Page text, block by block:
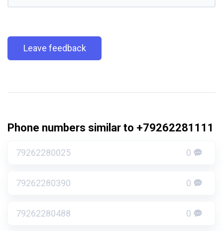
Leave feedback
Phone numbers similar to +79262281111
79262280025 0
79262280390 0
79262280488 0